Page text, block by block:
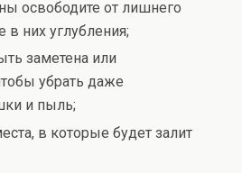
освободите от лишнего
в них углубления;
заметена или
убрать даже
и пыль;
в которые будет залит